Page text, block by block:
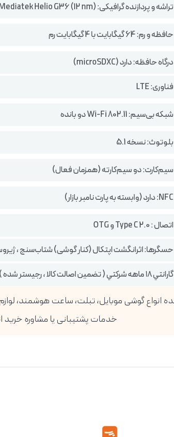
تراشه و پردازنده گرافیکی: Mediatek Helio G36 (12 nm) و PowerVR GE8320
حافظه و رم: 64 گیگابایت با 4 گیگابایت رم
درگاه حافظه: دارد (microSDXC)
فناوری: LTE
شبکه بی‌سیم: Wi-Fi 802.11 دو بانده
بلوتوث: نسخه 5.1
سیم‌کارت: دو سیم‌کارته (همزمان فعال)
NFC: دارد (وابسته به پارت نامبر بازار)
اتصال : Type C 2.0 و OTG
حسگرها: اثرانگشت اپتکال (کنار گوشی) شتاب‌سنج ،
گارانتي ١٨ ماهه شركتي ( تضمين اصالت كالا ، رجيستر شده )
خدمات پشتیبانی یا مشاوره